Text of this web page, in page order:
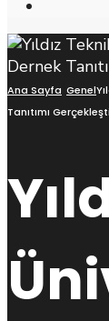
Window
Ana Sayfa Genel
Tanıtımı